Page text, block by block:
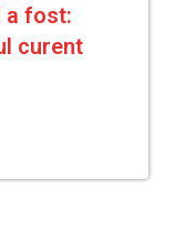
a fost:
curent